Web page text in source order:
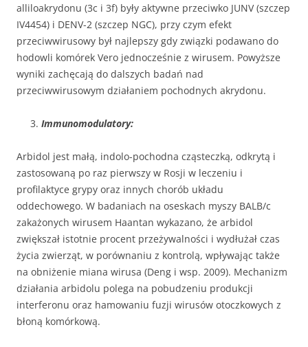
alliloakrydonu (3c i 3f) były aktywne przeciwko JUNV (szczep
IV4454) i DENV-2 (szczep NGC), przy czym efekt
przeciwwirusowy był najlepszy gdy związki podawano do
hodowli komórek Vero jednocześnie z wirusem. Powyższe
wyniki zachęcają do dalszych badań nad
przeciwwirusowym działaniem pochodnych akrydonu.
Immunomodulatory:
Arbidol jest małą, indolo-pochodna cząsteczką, odkrytą i
zastosowaną po raz pierwszy w Rosji w leczeniu i
profilaktyce grypy oraz innych chorób układu
oddechowego. W badaniach na oseskach myszy BALB/c
zakażonych wirusem Haantan wykazano, że arbidol
zwiększał istotnie procent przeżywalności i wydłużał czas
życia zwierząt, w porównaniu z kontrolą, wpływając także
na obniżenie miana wirusa (Deng i wsp. 2009). Mechanizm
działania arbidolu polega na pobudzeniu produkcji
interferonu oraz hamowaniu fuzji wirusów otoczkowych z
błoną komórkową.